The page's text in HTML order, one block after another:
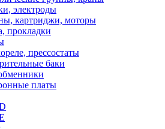
электроды
картриджи, моторы
прокладки
прессостаты
баки
платы